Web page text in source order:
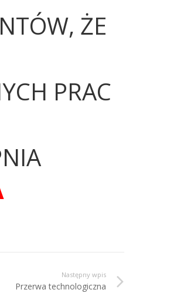
ŻE
PRAC
Następny wpis
Przerwa technologiczna